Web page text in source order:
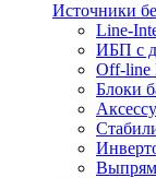
Источники
Line-
ИБП с
Off-
Блоки